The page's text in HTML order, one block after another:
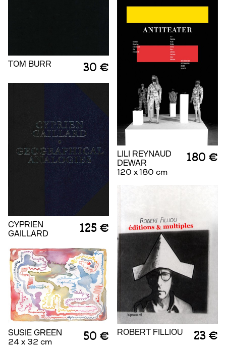
TOM BURR 30 €
LILI REYNAUD
DEWAR
120 x 180 cm
180 €
CYPRIEN
GAILLARD
125 €
ROBERT FILLIOU 23 €
SUSIE GREEN
24 x 32 cm
50 €